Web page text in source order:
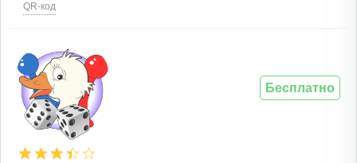
QR-код
Бесплатно